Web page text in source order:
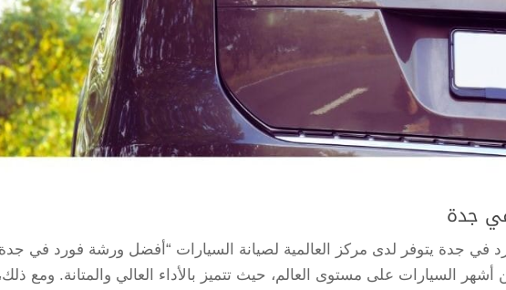
جدة
في جدة يتوفر لدى مركز العالمية لصيانة السيارات “أفضل ورشة فورد في
السيارات على مستوى العالم، حيث تتميز بالأداء العالي والمتانة. ومع ذلك،